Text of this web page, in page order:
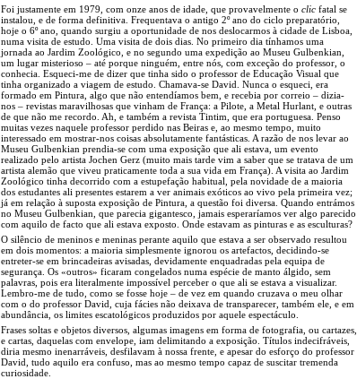
Foi justamente em 1979, com onze anos de idade, que provavelmente o clic fatal se
instalou, e de forma definitiva. Frequentava o antigo 2º ano do ciclo preparatório,
hoje o 6º ano, quando surgiu a oportunidade de nos deslocarmos à cidade de Lisboa,
numa visita de estudo. Uma visita de dois dias. No primeiro dia tínhamos uma
jornada ao Jardim Zoológico, e no segundo uma expedição ao Museu Gulbenkian,
um lugar misterioso – até porque ninguém, entre nós, com exceção do professor, o
conhecia. Esqueci-me de dizer que tinha sido o professor de Educação Visual que
tinha organizado a viagem de estudo. Chamava-se David. Nunca o esqueci, era
formado em Pintura, algo que não entendíamos bem, e recebia por correio – dizia-
nos – revistas maravilhosas que vinham de França: a Pilote, a Metal Hurlant, e outras
de que não me recordo. Ah, e também a revista Tintim, que era portuguesa. Penso
muitas vezes naquele professor perdido nas Beiras e, ao mesmo tempo, muito
interessado em mostrar-nos coisas absolutamente fantásticas. A razão de nos levar ao
Museu Gulbenkian prendia-se com uma exposição que ali estava, um evento
realizado pelo artista Jochen Gerz (muito mais tarde vim a saber que se tratava de um
artista alemão que viveu praticamente toda a sua vida em França). A visita ao Jardim
Zoológico tinha decorrido com a estupefação habitual, pela novidade de a maioria
dos estudantes ali presentes estarem a ver animais exóticos ao vivo pela primeira vez;
já em relação à suposta exposição de Pintura, a questão foi diversa. Quando entrámos
no Museu Gulbenkian, que parecia gigantesco, jamais esperaríamos ver algo parecido
com aquilo de facto que ali estava exposto. Onde estavam as pinturas e as esculturas?
O silêncio de meninos e meninas perante aquilo que estava a ser observado resultou
em dois momentos: a maioria simplesmente ignorou os artefactos, decidindo-se
entreter-se em brincadeiras avisadas, devidamente enquadradas pela equipa de
segurança. Os «outros» ficaram congelados numa espécie de manto álgido, sem
palavras, pois era literalmente impossível perceber o que ali se estava a visualizar.
Lembro-me de tudo, como se fosse hoje – de vez em quando cruzava o meu olhar
com o do professor David, cuja fácies não deixava de transparecer, também ele, e em
abundância, os limites escatológicos produzidos por aquele espectáculo.
Frases soltas e objetos diversos, algumas imagens em forma de fotografia, ou cartazes,
e cartas, daquelas com envelope, iam delimitando a exposição. Títulos indecifráveis,
diria mesmo inenarráveis, desfilavam à nossa frente, e apesar do esforço do professor
David, tudo aquilo era confuso, mas ao mesmo tempo capaz de suscitar tremenda
curiosidade.